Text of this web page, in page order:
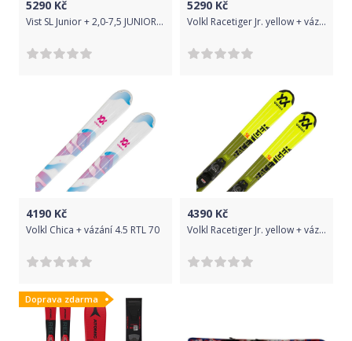
5290 Kč
Vist SL Junior + 2,0-7,5 JUNIOR BINDING 130
5290 Kč
Volkl Racetiger Jr. yellow + vázání 7.0 VMotion Jr. R 150
4190 Kč
Volkl Chica + vázání 4.5 RTL 70
4390 Kč
Volkl Racetiger Jr. yellow + vázání 4.5 VMotion Jr. 110
Doprava zdarma